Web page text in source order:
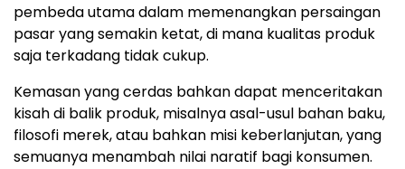
pembeda utama dalam memenangkan persaingan
pasar yang semakin ketat, di mana kualitas produk
saja terkadang tidak cukup.
Kemasan yang cerdas bahkan dapat menceritakan
kisah di balik produk, misalnya asal-usul bahan baku,
filosofi merek, atau bahkan misi keberlanjutan, yang
semuanya menambah nilai naratif bagi konsumen.